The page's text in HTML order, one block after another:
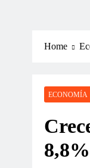
Home
ECONOMÍA